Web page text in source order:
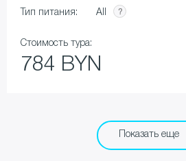
Тип питания:
All
Стоимость тура:
784 BYN
Показать еще